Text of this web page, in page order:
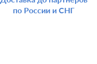
по России и СНГ